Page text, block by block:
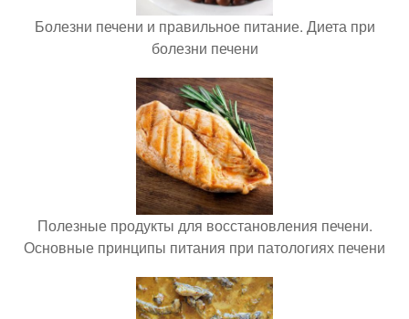
Болезни печени и правильное питание. Диета при
болезни печени
Полезные продукты для восстановления печени.
Основные принципы питания при патологиях печени